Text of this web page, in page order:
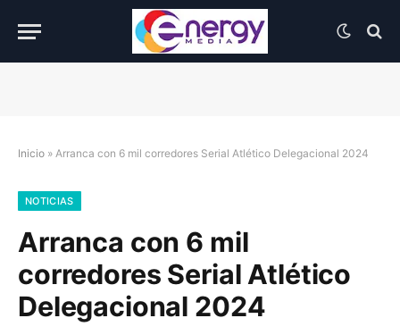
Inicio » Arranca con 6 mil corredores Serial Atlético Delegacional 2024
NOTICIAS
Arranca con 6 mil
corredores Serial Atlético
Delegacional 2024